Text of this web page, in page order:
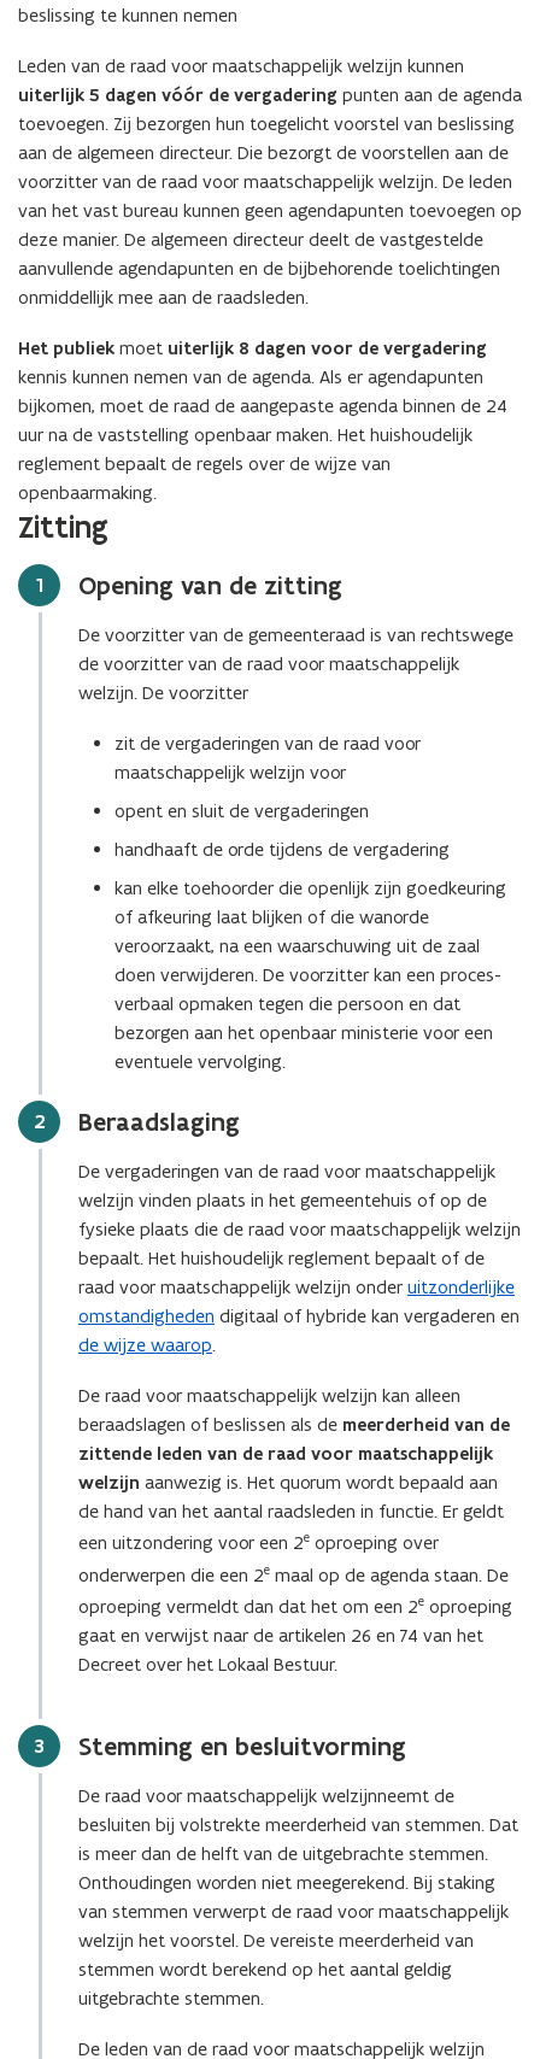
beslissing te kunnen nemen
Leden van de raad voor maatschappelijk welzijn kunnen
uiterlijk 5 dagen vóór de vergadering punten aan de agenda
toevoegen. Zij bezorgen hun toegelicht voorstel van beslissing
aan de algemeen directeur. Die bezorgt de voorstellen aan de
voorzitter van de raad voor maatschappelijk welzijn. De leden
van het vast bureau kunnen geen agendapunten toevoegen op
deze manier. De algemeen directeur deelt de vastgestelde
aanvullende agendapunten en de bijbehorende toelichtingen
onmiddellijk mee aan de raadsleden.
Het publiek moet uiterlijk 8 dagen voor de vergadering
kennis kunnen nemen van de agenda. Als er agendapunten
bijkomen, moet de raad de aangepaste agenda binnen de 24
uur na de vaststelling openbaar maken. Het huishoudelijk
reglement bepaalt de regels over de wijze van
openbaarmaking.
Zitting
Stap
1 Opening van de zitting
De voorzitter van de gemeenteraad is van rechtswege
de voorzitter van de raad voor maatschappelijk
welzijn. De voorzitter
zit de vergaderingen van de raad voor
maatschappelijk welzijn voor
opent en sluit de vergaderingen
handhaaft de orde tijdens de vergadering
kan elke toehoorder die openlijk zijn goedkeuring
of afkeuring laat blijken of die wanorde
veroorzaakt, na een waarschuwing uit de zaal
doen verwijderen. De voorzitter kan een proces-
verbaal opmaken tegen die persoon en dat
bezorgen aan het openbaar ministerie voor een
eventuele vervolging.
Stap
2 Beraadslaging
De vergaderingen van de raad voor maatschappelijk
welzijn vinden plaats in het gemeentehuis of op de
fysieke plaats die de raad voor maatschappelijk welzijn
bepaalt. Het huishoudelijk reglement bepaalt of de
raad voor maatschappelijk welzijn onder uitzonderlijke
omstandigheden digitaal of hybride kan vergaderen en
de wijze waarop.
De raad voor maatschappelijk welzijn kan alleen
beraadslagen of beslissen als de meerderheid van de
zittende leden van de raad voor maatschappelijk
welzijn aanwezig is. Het quorum wordt bepaald aan
de hand van het aantal raadsleden in functie. Er geldt
een uitzondering voor een 2e oproeping over
onderwerpen die een 2e maal op de agenda staan. De
oproeping vermeldt dan dat het om een 2e oproeping
gaat en verwijst naar de artikelen 26 en 74 van het
Decreet over het Lokaal Bestuur.
Stap
3 Stemming en besluitvorming
De raad voor maatschappelijk welzijnneemt de
besluiten bij volstrekte meerderheid van stemmen. Dat
is meer dan de helft van de uitgebrachte stemmen.
Onthoudingen worden niet meegerekend. Bij staking
van stemmen verwerpt de raad voor maatschappelijk
welzijn het voorstel. De vereiste meerderheid van
stemmen wordt berekend op het aantal geldig
uitgebrachte stemmen.
De leden van de raad voor maatschappelijk welzijn